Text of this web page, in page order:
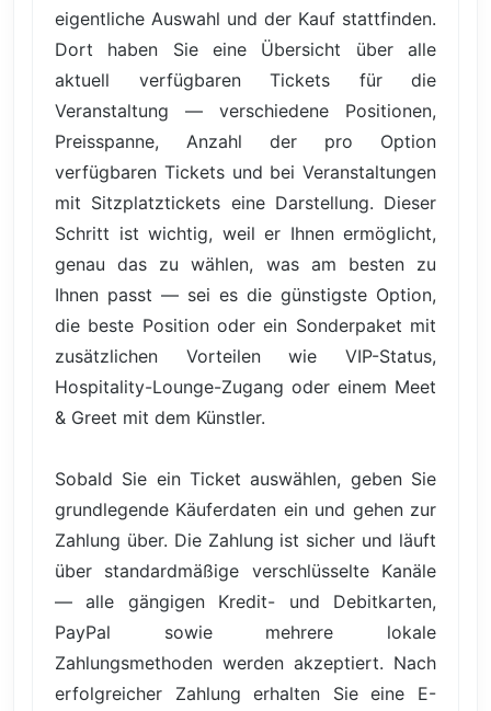
eigentliche Auswahl und der Kauf stattfinden.
Dort haben Sie eine Übersicht über alle
aktuell verfügbaren Tickets für die
Veranstaltung — verschiedene Positionen,
Preisspanne, Anzahl der pro Option
verfügbaren Tickets und bei Veranstaltungen
mit Sitzplatztickets eine Darstellung. Dieser
Schritt ist wichtig, weil er Ihnen ermöglicht,
genau das zu wählen, was am besten zu
Ihnen passt — sei es die günstigste Option,
die beste Position oder ein Sonderpaket mit
zusätzlichen Vorteilen wie VIP-Status,
Hospitality-Lounge-Zugang oder einem Meet
& Greet mit dem Künstler.
Sobald Sie ein Ticket auswählen, geben Sie
grundlegende Käuferdaten ein und gehen zur
Zahlung über. Die Zahlung ist sicher und läuft
über standardmäßige verschlüsselte Kanäle
— alle gängigen Kredit- und Debitkarten,
PayPal sowie mehrere lokale
Zahlungsmethoden werden akzeptiert. Nach
erfolgreicher Zahlung erhalten Sie eine E-